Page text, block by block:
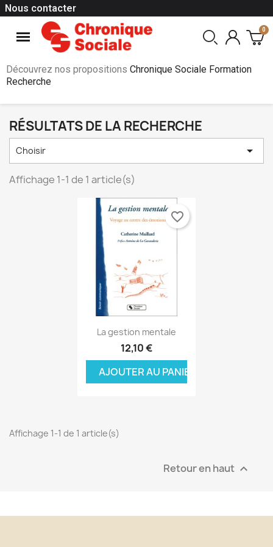
Nous contacter
Découvrez nos propositions Chronique Sociale Formation
Recherche
RÉSULTATS DE LA RECHERCHE
Choisir 
Affichage 1-1 de 1 article(s)
Aperçu rapide
La gestion mentale
12,10 €
AJOUTER AU PANIER
favorite_border
Affichage 1-1 de 1 article(s)
Retour en haut 